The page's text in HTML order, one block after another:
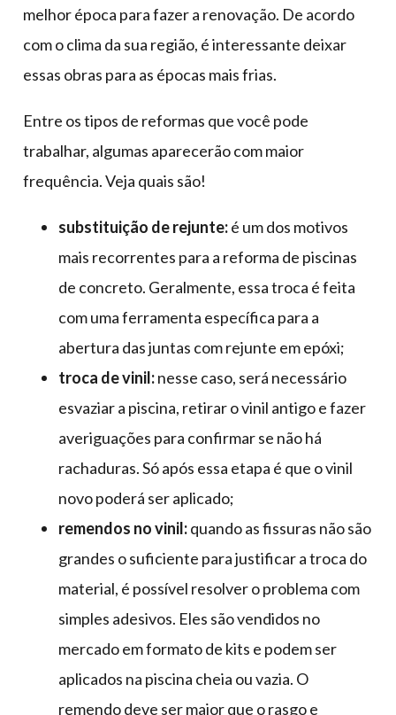
melhor época para fazer a renovação. De acordo
com o clima da sua região, é interessante deixar
essas obras para as épocas mais frias.
Entre os tipos de reformas que você pode
trabalhar, algumas aparecerão com maior
frequência. Veja quais são!
substituição de rejunte:é um dos motivos
mais recorrentes para a reforma de piscinas
de concreto. Geralmente, essa troca é feita
com uma ferramenta específica para a
abertura das juntas com rejunte em epóxi;
troca de vinil:nesse caso, será necessário
esvaziar a piscina, retirar o vinil antigo e fazer
averiguações para confirmar se não há
rachaduras. Só após essa etapa é que o vinil
novo poderá ser aplicado;
remendos no vinil:quando as fissuras não são
grandes o suficiente para justificar a troca do
material, é possível resolver o problema com
simples adesivos. Eles são vendidos no
mercado em formato de kits e podem ser
aplicados na piscina cheia ou vazia. O
remendo deve ser maior que o rasgo e